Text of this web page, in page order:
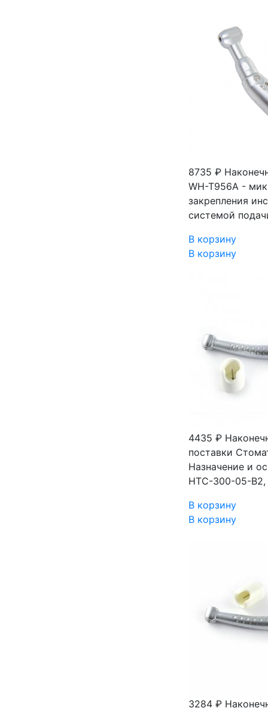
8735 ₽
WH-T956A -
закрепления
системой
В корзину
В корзину
4435 ₽
поставки
Назначение и
НТС-300-05-В2,
В корзину
В корзину
3284 ₽